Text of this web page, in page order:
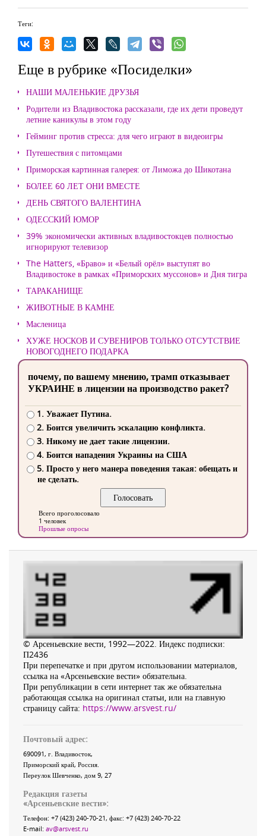
Теги:
Еще в рубрике «Посиделки»
НАШИ МАЛЕНЬКИЕ ДРУЗЬЯ
Родители из Владивостока рассказали, где их дети проведут
летние каникулы в этом году
Гейминг против стресса: для чего играют в видеоигры
Путешествия с питомцами
Приморская картинная галерея: от Лиможа до Шикотана
БОЛЕЕ 60 ЛЕТ ОНИ ВМЕСТЕ
ДЕНЬ СВЯТОГО ВАЛЕНТИНА
ОДЕССКИЙ ЮМОР
39% экономически активных владивостокцев полностью
игнорируют телевизор
The Hatters, «Браво» и «Белый орёл» выступят во
Владивостоке в рамках «Приморских муссонов» и Дня тигра
ТАРАКАНИЩЕ
ЖИВОТНЫЕ В КАМНЕ
Масленица
ХУЖЕ НОСКОВ И СУВЕНИРОВ ТОЛЬКО ОТСУТСТВИЕ
НОВОГОДНЕГО ПОДАРКА
почему, по вашему мнению, трамп отказывает
УКРАИНЕ в лицензии на производство ракет?
1. Уважает Путина.
2. Боится увеличить эскалацию конфликта.
3. Никому не дает такие лицензии.
4. Боится нападения Украины на США
5. Просто у него манера поведения такая: обещать и
не сделать.
Всего проголосовало
1 человек
Прошлые опросы
© Арсеньевские вести, 1992—2022. Индекс подписки:
П2436
При перепечатке и при другом использовании материалов,
ссылка на «Арсеньевские вести» обязательна.
При републикации в сети интернет так же обязательна
работающая ссылка на оригинал статьи, или на главную
страницу сайта: https://www.arsvest.ru/
Почтовый адрес:
690091, г. Владивосток,
Приморский край, Россия
Переулок Шевченко, дом 9, 27
Редакция газеты
«Арсеньевские вести»:
Телефон: +7 (423) 240-70-21, факс: +7 (423) 240-70-22
E-mail: av@arsvest.ru